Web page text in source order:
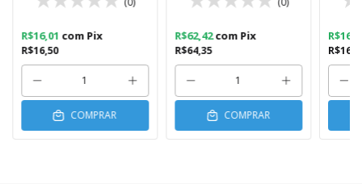
R$16,50
R$16,01 com Pix
COMPRAR
R$64,35
R$62,42com Pix
COMPRAR